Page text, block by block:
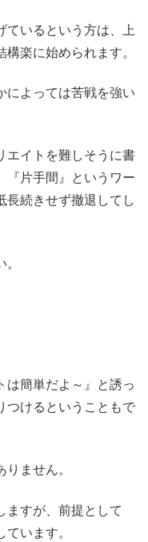
ているという方は、上
楽に始められます。
によっては苦戦を強い
エイトを難しそうに書
『片手間』というワー
長続きせず撤退してし
は簡単だよ～』と誘っ
つけるということもで
ません。
ますが、前提として
ています。